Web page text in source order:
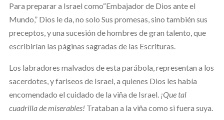
Para preparar a Israel como“Embajador de Dios ante el
Mundo,” Dios le da, no solo Sus promesas, sino también sus
preceptos, y una sucesión de hombres de gran talento, que
escribirían las páginas sagradas de las Escrituras.
Los labradores malvados de esta parábola, representan a los
sacerdotes, y fariseos de Israel, a quienes Dios les había
encomendado el cuidado de la viña de Israel. ¡Que tal
cuadrilla de miserables! Trataban a la viña como si fuera suya.